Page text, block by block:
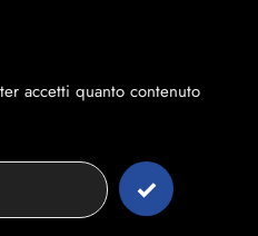
accetti quanto contenuto